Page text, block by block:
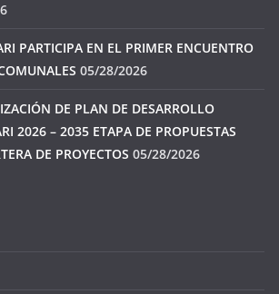
PARTICIPA EN EL PRIMER ENCUENTRO
05/28/2026
DE PLAN DE DESARROLLO
2026 – 2035 ETAPA DE PROPUESTAS
DE PROYECTOS 05/28/2026